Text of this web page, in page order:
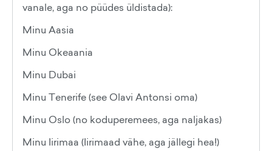
vanale, aga no püüdes üldistada):
Minu Aasia
Minu Okeaania
Minu Dubai
Minu Tenerife (see Olavi Antonsi oma)
Minu Oslo (no koduperemees, aga naljakas)
Minu Iirimaa (Iirimaad vähe, aga jällegi hea!)